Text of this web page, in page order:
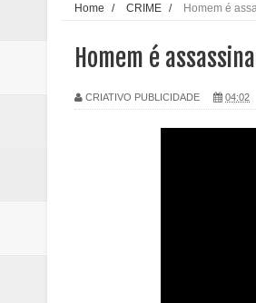
Agência
Nova
Renata
Home / CRIME / Homem é
Homem é
CRIATIVO PUBLICIDADE 04:02